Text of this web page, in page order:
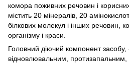
комора поживних речовин і
містить 20 мінepaлів, 20 aмінокиcлот
білкових молекул і інших речовин,
організму і краси.
Головний діючий компонент
відновлювальним, протизапальним,